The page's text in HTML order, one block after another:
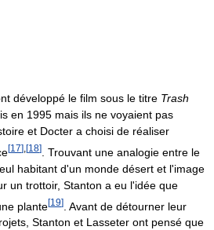
développé le film sous le titre Trash
en 1995 mais ils ne voyaient pas
et Docter a choisi de réaliser
[17] [18]
. Trouvant une analogie entre le
habitant d'un monde désert et l'image
un trottoir, Stanton a eu l'idée que
plante[19] . Avant de détourner leur
Stanton et Lasseter ont pensé que